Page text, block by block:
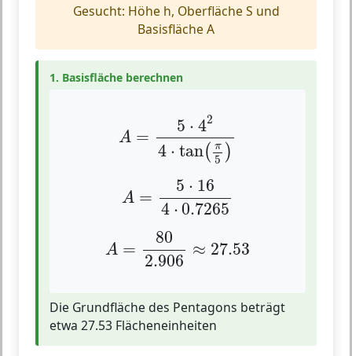
Gesucht: Höhe h, Oberfläche S und
Basisfläche A
1. Basisfläche berechnen
A =
5 ⋅ 42
4 ⋅ tan( π
5 )
4⋅ tan
A =
5 ⋅ 16
4 ⋅ 0.7265
4 0.7265
A =
80
2.906
≈ 27.53
2.906
Die Grundfläche des Pentagons beträgt
etwa 27.53 Flächeneinheiten